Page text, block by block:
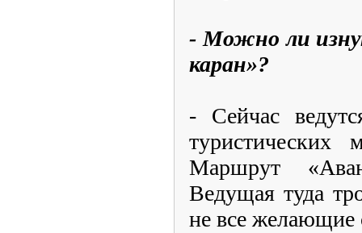
- Можно ли
каран»?
- Сейчас
туристических
Маршрут
Ведущая туда
не все желающие